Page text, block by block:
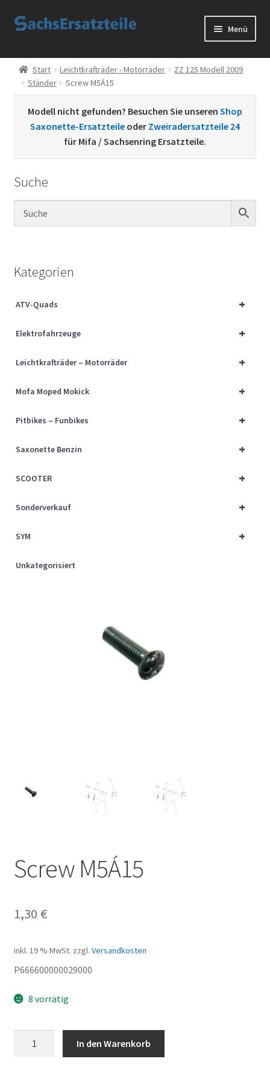
Zur
Zum
Menü
Start
AGB
Datenschutzerklärung
Kontakt
Sachs Ersatzteile
Über uns
Start Leichtkrafträder - Motorräder
ZZ 125 Modell 2009
Ständer
Screw M5Á15
Modell nicht gefunden? Besuchen Sie unseren Shop
Saxonette-Ersatzteile oder Zweiradersatzteile 24
für Mifa / Sachsenring Ersatzteile.
Suche
Kategorien
+
ATV-Quads
+
Elektrofahrzeuge
+
Leichtkrafträder – Motorräder
+
Mofa Moped Mokick
+
Pitbikes – Funbikes
+
Saxonette Benzin
+
SCOOTER
+
Sonderverkauf
+
SYM
Unkategorisiert
Screw M5Á15
1,30 €
inkl. 19 % MwSt. zzgl. Versandkosten
P666600000029000
8 vorrätig
In den Warenkorb